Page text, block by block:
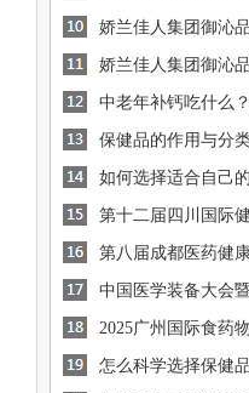
强免疫力的保健功能[图]
娇兰佳人集团御沁
破壁灵芝孢子粉火爆招
娇兰佳人集团御沁
破壁灵芝孢子粉火爆招
中老年补钙吃什么
钙源推荐[图]
保健品的作用与分
护健康[图]
如何选择适合自己
建议 [图]
第十二届四川国际
第八届成都医药健
药交会中国医学装备大会
2025广州国际食药
健康展|12月盛
怎么科学选择保健